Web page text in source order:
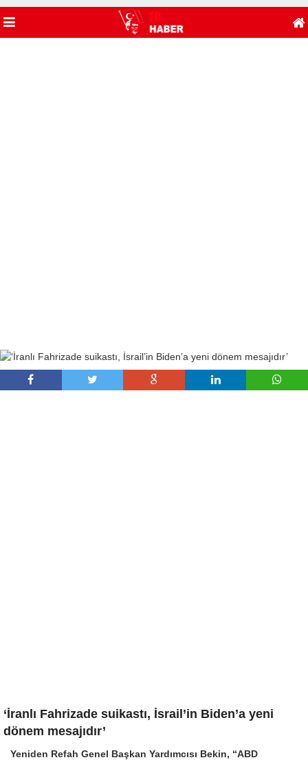
‘İranlı Fahrizade suikastı, İsrail’in Biden’a yeni
dönem mesajıdır’
Yeniden Refah Genel Başkan Yardımcısı Bekin, “ABD